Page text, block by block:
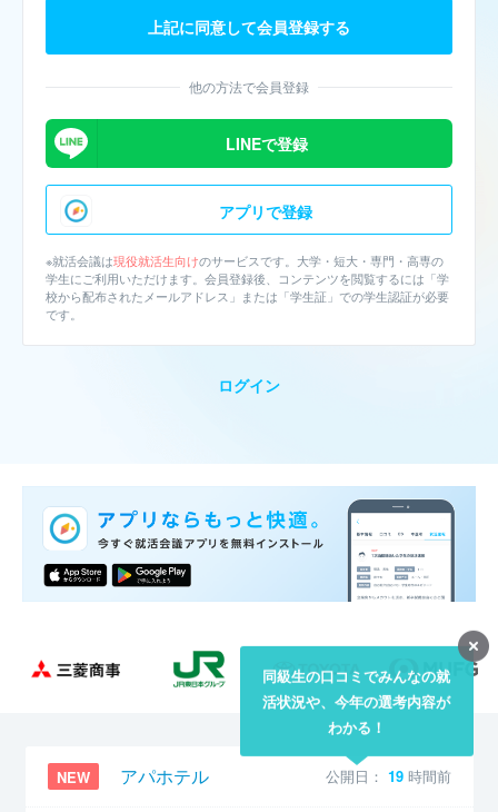
上記に同意して会員登録する
他の方法で会員登録
LINEで登録
アプリで登録
※就活会議は現役就活生向けのサービスです。大学・短大・専門・高専の
学生にご利用いただけます。会員登録後、コンテンツを閲覧するには「学
校から配布されたメールアドレス」または「学生証」での学生認証が必要
です。
ログイン
同級生の口コミでみんなの就
活状況や、今年の選考内容が
わかる！
NEW アパホテル 公開日：19 時間前